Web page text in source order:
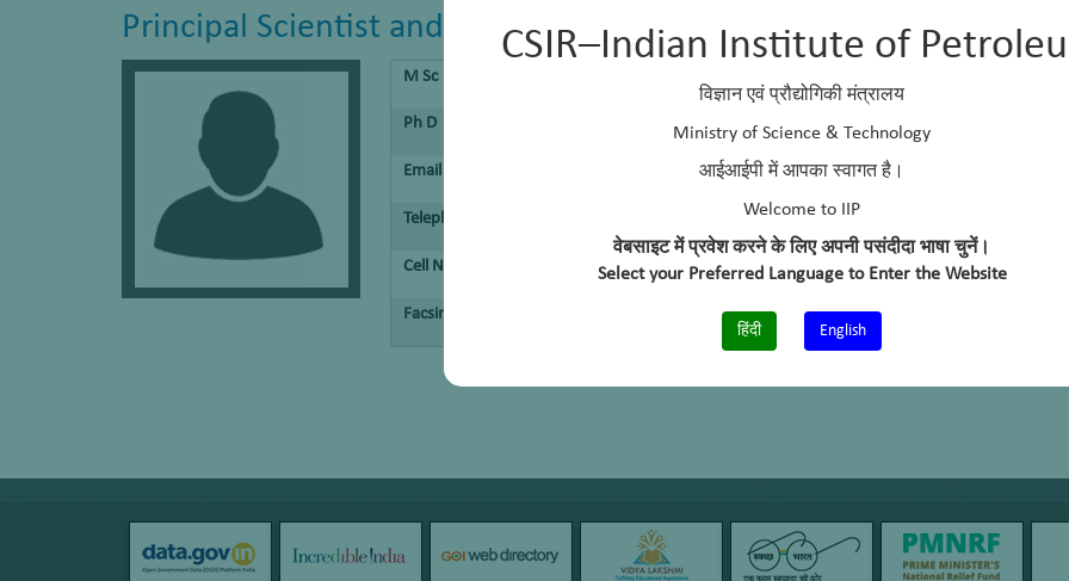
CSIR–Indian Institute of
विज्ञान एवं प्रौद्योगिकी मंत्रालय
Ministry of Science & Technology
आईआईपी में आपका स्वागत है।
Welcome to IIP
वेबसाइट में प्रवेश करने के लिए अपनी पसंदीदा भाषा चुनें।
Select your Preferred Language to Enter the Website
हिंदी English
Principal Scientist and Head of the Division
M Sc
Ph D Indian Institute of Technology, Delhi
Email aniljain@iip.res.in, headtraining@iip.res.in
Telephone No.
Cell No.
Facsimile